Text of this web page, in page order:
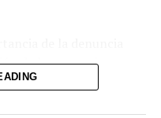
de Nations League
de los mecanismos
La coordinación entre